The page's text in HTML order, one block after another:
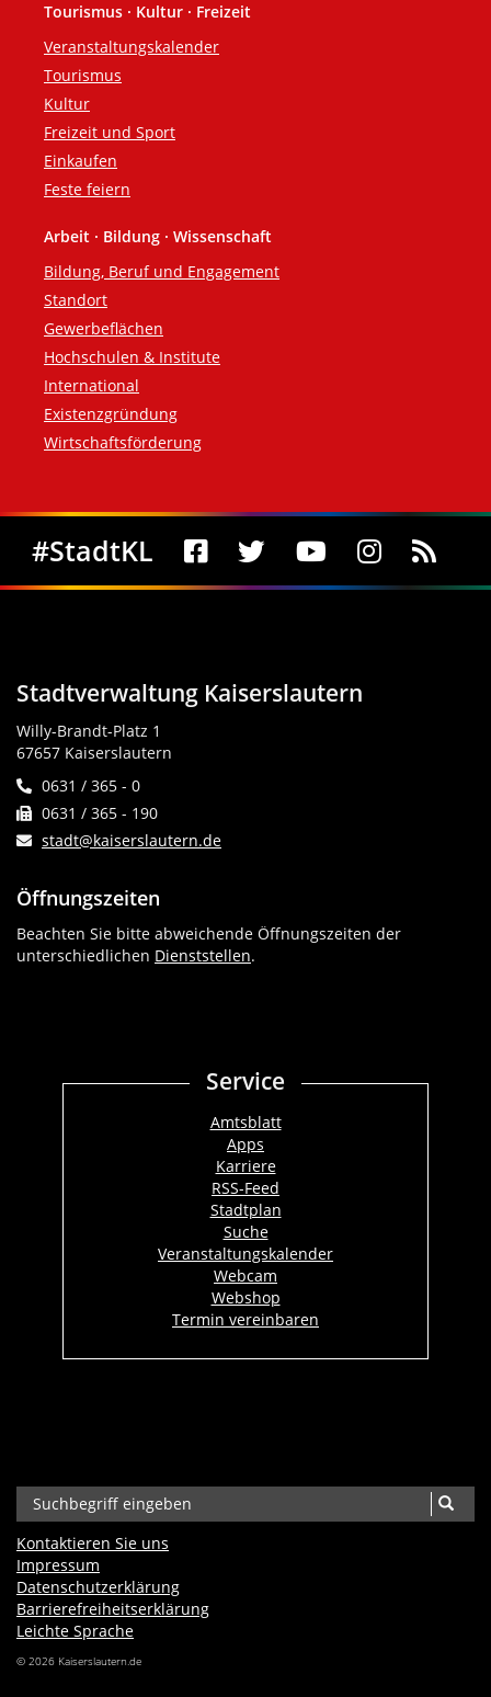
Tourismus · Kultur · Freizeit
Veranstaltungskalender
Tourismus
Kultur
Freizeit und Sport
Einkaufen
Feste feiern
Arbeit · Bildung · Wissenschaft
Bildung, Beruf und Engagement
Standort
Gewerbeflächen
Hochschulen & Institute
International
Existenzgründung
Wirtschaftsförderung
Social Media
#StadtKL
Stadtverwaltung Kaiserslautern
Willy-Brandt-Platz 1
67657 Kaiserslautern
0631 / 365 - 0
0631 / 365 - 190
stadt@kaiserslautern.de
Öffnungszeiten
Beachten Sie bitte abweichende Öffnungszeiten der
unterschiedlichen Dienststellen.
Service
Amtsblatt
Apps
Karriere
RSS-Feed
Stadtplan
Suche
Veranstaltungskalender
Webcam
Webshop
Termin vereinbaren
Kontaktieren Sie uns
Impressum
Datenschutzerklärung
Barrierefreiheits­erklärung
Leichte Sprache
© 2026 Kaiserslautern.de